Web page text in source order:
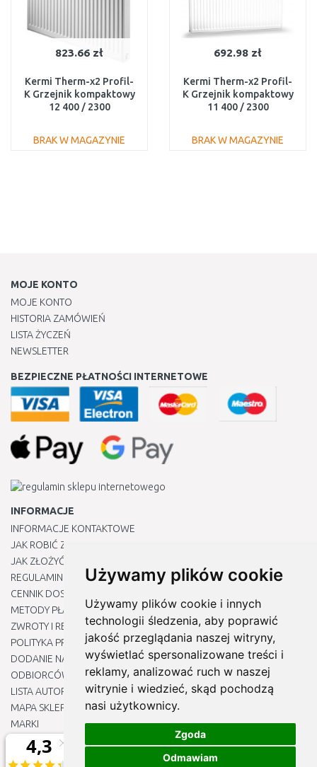
Używamy plików cookie
Używamy plików cookie i innych
technologii śledzenia, aby poprawić
jakość przeglądania naszej witryny,
wyświetlać spersonalizowane treści i
reklamy, analizować ruch w naszej
witrynie i wiedzieć, skąd pochodzą
nasi użytkownicy.
Zgoda
Odmawiam
823.66 zł
Kermi Therm-x2 Profil-
K Grzejnik kompaktowy
12 400 / 2300
BRAK W MAGAZYNIE
692.98 zł
Kermi Therm-x2 Profil-
K Grzejnik kompaktowy
11 400 / 2300
BRAK W MAGAZYNIE
MOJE KONTO
MOJE KONTO
HISTORIA ZAMÓWIEŃ
LISTA ŻYCZEŃ
NEWSLETTER
BEZPIECZNE PŁATNOŚCI INTERNETOWE
INFORMACJE
INFORMACJE KONTAKTOWE
JAK ROBIĆ ZAKUPY ?
JAK ZŁOŻYĆ REKLAMACJĘ
REGULAMIN
CENNIK DOSTAWY
METODY PŁATNOŚCI
ZWROTY I REKLAMACJE PRODUKTÓW
POLITYKA PRYWATNOŚCI
DODANIE NASZYCH ADRESÓW E-MAIL DO LISTY ZAUFANYCH
ODBIORCÓW
LISTA AUTORYZOWANYCH CENTRÓW SERWISOWYCH
MAPA SKLEPU
MARKI
BLOGU
EDYTUJ MOJE PREFERENCJE DOTYCZĄCE PLIKÓW COOKIE